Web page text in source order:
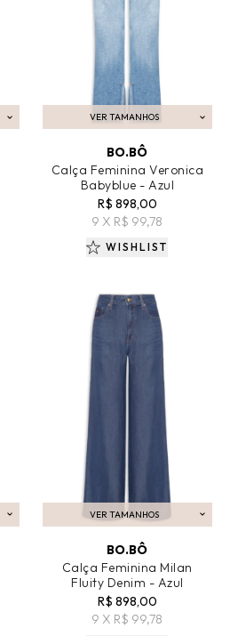
VER TAMANHOS
ADICIONAR AO CARRINHO
BO.BÔ
Calça Feminina Veronica
Babyblue - Azul
R$ 898,00
9 X R$ 99,78
WISHLIST
VER TAMANHOS
ADICIONAR AO CARRINHO
BO.BÔ
Calça Feminina Milan
Fluity Denim - Azul
R$ 898,00
9 X R$ 99,78